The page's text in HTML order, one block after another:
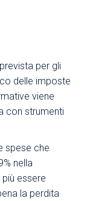
per gli
delle imposte
viene
con strumenti
spese che
nella
essere
la perdita